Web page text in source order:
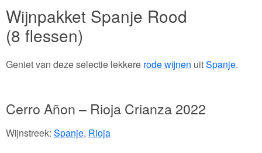
Wijnpakket Spanje Rood
(8 flessen)
Geniet van deze selectie lekkere rode wijnen uitSpanje.
Cerro Añon – Rioja Crianza 2022
Wijnstreek: Spanje, Rioja